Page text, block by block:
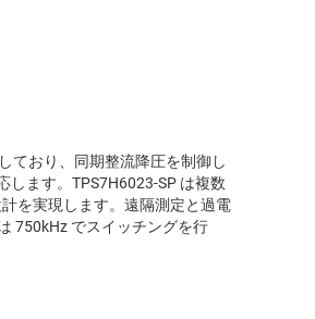
ており、同期整流降圧を制御し
します。TPS7H6023-SP は複数
を実現します。遠隔測定と過電
750kHz でスイッチングを行